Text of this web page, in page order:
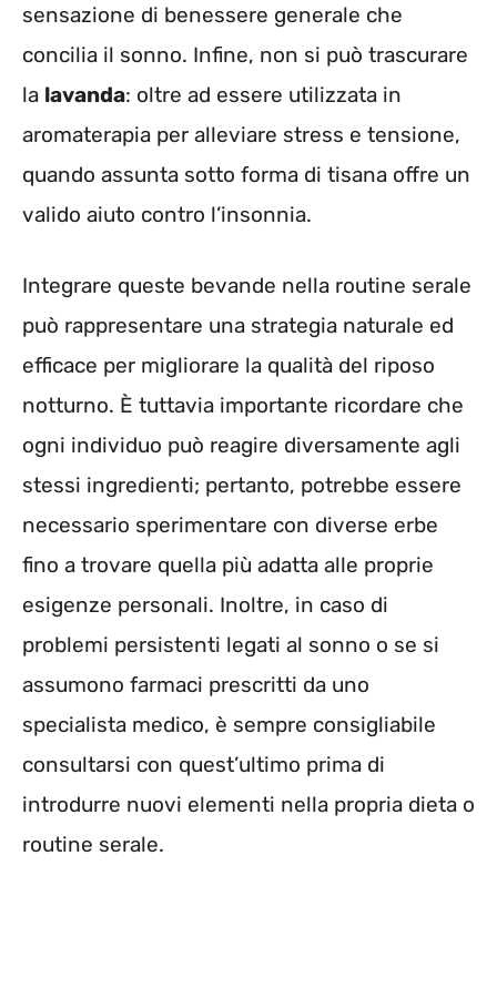
sensazione di benessere generale che
concilia il sonno. Infine, non si può trascurare
la lavanda: oltre ad essere utilizzata in
aromaterapia per alleviare stress e tensione,
quando assunta sotto forma di tisana offre un
valido aiuto contro l’insonnia.
Integrare queste bevande nella routine serale
può rappresentare una strategia naturale ed
efficace per migliorare la qualità del riposo
notturno. È tuttavia importante ricordare che
ogni individuo può reagire diversamente agli
stessi ingredienti; pertanto, potrebbe essere
necessario sperimentare con diverse erbe
fino a trovare quella più adatta alle proprie
esigenze personali. Inoltre, in caso di
problemi persistenti legati al sonno o se si
assumono farmaci prescritti da uno
specialista medico, è sempre consigliabile
consultarsi con quest’ultimo prima di
introdurre nuovi elementi nella propria dieta o
routine serale.